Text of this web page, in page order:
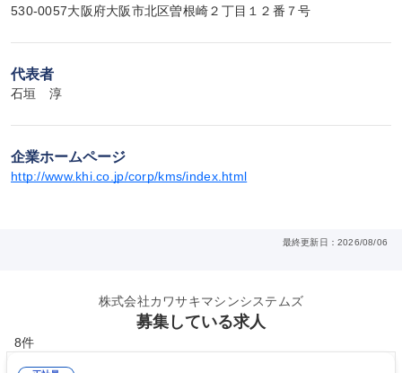
530-0057大阪府大阪市北区曽根崎２丁目１２番７号
代表者
石垣　淳
企業ホームページ
http://www.khi.co.jp/corp/kms/index.html
最終更新日：2026/08/06
株式会社カワサキマシンシステムズ
募集している求人
8件